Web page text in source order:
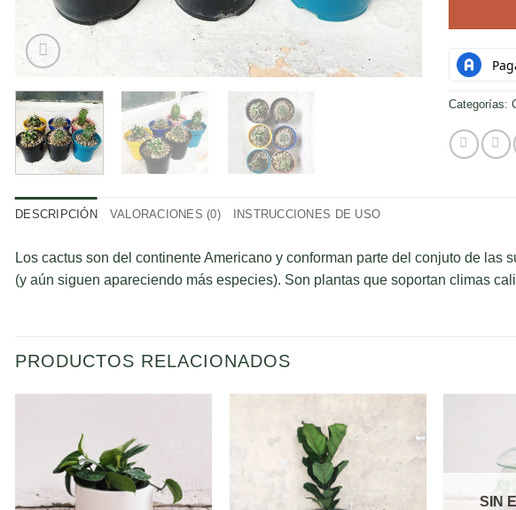
Categorías:
DESCRIPCIÓN VALORACIONES (0) INSTRUCCIONES DE USO
Los cactus son del continente Americano y conforman parte del conjuto de las
(y aún siguen apareciendo más especies). Son plantas que soportan climas
PRODUCTOS RELACIONADOS
SIN